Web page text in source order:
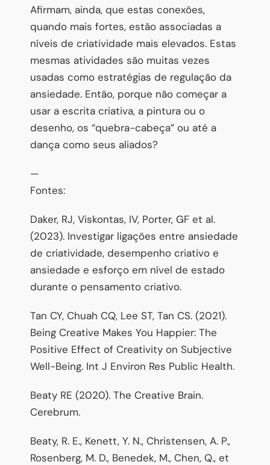
Afirmam, ainda, que estas conexões,
quando mais fortes, estão associadas a
níveis de criatividade mais elevados. Estas
mesmas atividades são muitas vezes
usadas como estratégias de regulação da
ansiedade. Então, porque não começar a
usar a escrita criativa, a pintura ou o
desenho, os “quebra-cabeça” ou até a
dança como seus aliados?
—
Fontes:
Daker, RJ, Viskontas, IV, Porter, GF et al.
(2023). Investigar ligações entre ansiedade
de criatividade, desempenho criativo e
ansiedade e esforço em nível de estado
durante o pensamento criativo.
Tan CY, Chuah CQ, Lee ST, Tan CS. (2021).
Being Creative Makes You Happier: The
Positive Effect of Creativity on Subjective
Well-Being. Int J Environ Res Public Health.
Beaty RE (2020). The Creative Brain.
Cerebrum.
Beaty, R. E., Kenett, Y. N., Christensen, A. P.,
Rosenberg, M. D., Benedek, M., Chen, Q., et